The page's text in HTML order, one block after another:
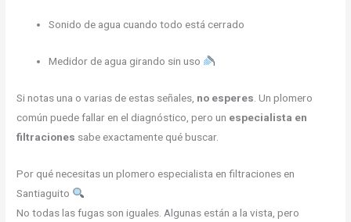
Sonido de agua cuando todo está cerrado
Medidor de agua girando sin uso
Si notas una o varias de estas señales, no esperes . Un plomero
común puede fallar en el diagnóstico, pero un especialista en
filtraciones sabe exactamente qué buscar.
Por qué necesitas un plomero especialista en filtraciones en
Santiaguito
No todas las fugas son iguales. Algunas están a la vista, pero